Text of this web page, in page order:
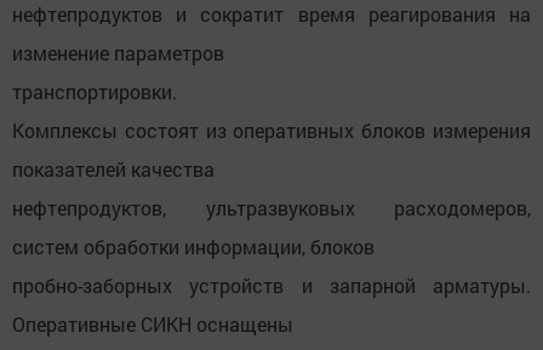
нефтепродуктов и сократит время реагирования на
изменение параметров
транспортировки.
Комплексы состоят из оперативных блоков измерения
показателей качества
нефтепродуктов, ультразвуковых расходомеров,
систем обработки информации, блоков
пробно-заборных устройств и запарной арматуры.
Оперативные СИКН оснащены